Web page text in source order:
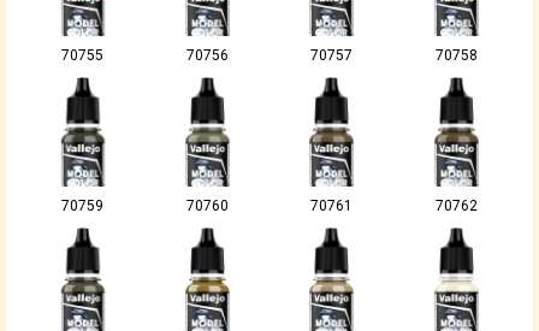
70755 70756 70757 70758
70759 70760 70761 70762